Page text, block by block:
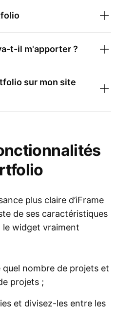
t-il m'apporter ?
sur mon site
plus claire d’iFrame
de ses caractéristiques
le widget vraiment
nombre de projets et
projets ;
et divisez-les entre les